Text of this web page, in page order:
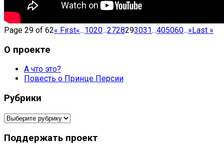
Page 29 of 62« First«...1020...2728293031...405060...»Last »
О проекте
А что это?
Повесть о Принце Персии
Рубрики
Рубрики
Поддержать проект